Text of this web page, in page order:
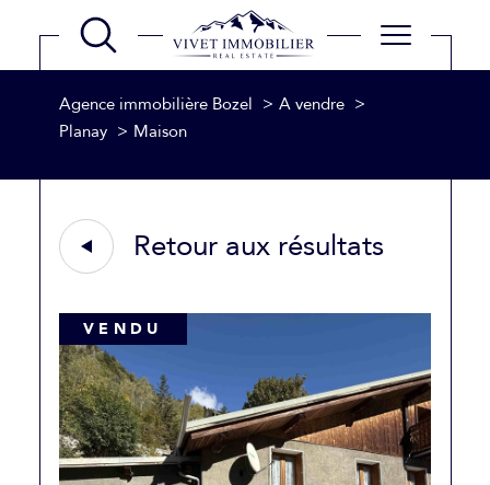
Agence immobilière Bozel
A vendre
Planay
Maison
Retour aux résultats
VENDU